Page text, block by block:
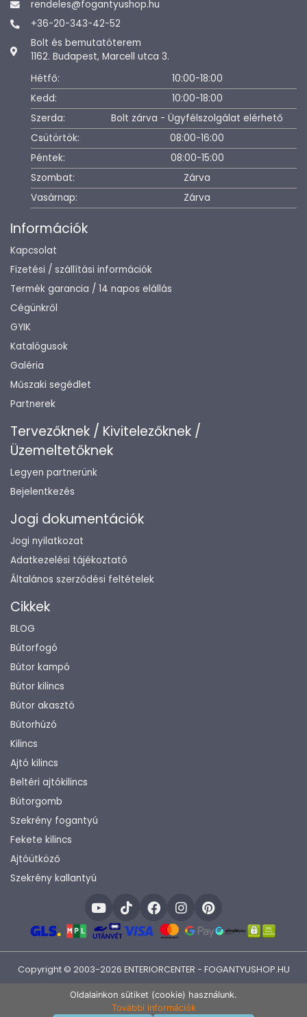
rendeles@fogantyushop.hu
+36-20-343-42-52
Bolt és bemutatóterem
1162. Budapest, Marcell utca 3.
Hétfő:
10:00-18:00
Kedd:
10:00-18:00
Szerda:
Bolt zárva - Ügyfélszolgálat elérhető
Csütörtök:
08:00-16:00
Péntek:
08:00-15:00
Szombat:
Zárva
Vasárnap:
Zárva
Információk
Kapcsolat
Fizetési / szállítási információk
Termék garancia / 14 napos elállás
Cégünkről
GYIK
Katalógusok
Galéria
Műszaki segédlet
Partnerek
Tervezőknek / Kivitelezőknek /
Üzemeltetőknek
Legyen partnerünk
Bejelentkezés
Jogi dokumentációk
Jogi nyilatkozat
Adatkezelési tájékoztató
Általános szerződési feltételek
Cikkek
BLOG
Bútorfogó
Bútor kampó
Bútor kilincs
Bútor akasztó
Bútorhúzó
Kilincs
Ajtó kilincs
Beltéri ajtókilincs
Bútorgomb
Szekrény fogantyú
Fekete kilincs
Ajtóütköző
Szekrény kallantyú
Copyright © 2003-2026 ENTERIORCENTER - FOGANTYUSHOP.HU
Oldalainkon sütiket (cookie) használunk.
További információk